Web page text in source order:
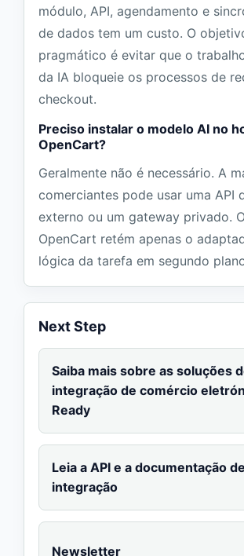
módulo, API, agendamento e
de dados tem um custo. O
pragmático é evitar que o
da IA bloqueie os processos de
checkout.
Preciso instalar o modelo AI no
OpenCart?
Geralmente não é necessário. A
comerciantes pode usar uma API
externo ou um gateway privado.
OpenCart retém apenas o
lógica da tarefa em segundo
Next Step
Saiba mais sobre as soluções
integração de comércio
Ready
Leia a API e a documentação de
integração
Newsletter